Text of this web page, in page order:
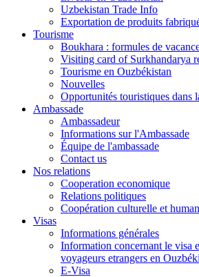
Uzbekistan Trade Info
Exportation de produits
Tourisme
Boukhara : formules de
Visiting card of Surkhandarya
Tourisme en Ouzbékistan
Nouvelles
Opportunités touristiques dans
Ambassade
Ambassadeur
Informations sur l'Ambassade
Équipe de l'ambassade
Contact us
Nos relations
Cooperation economique
Relations politiques
Coopération culturelle et
Visas
Informations générales
Information concernant le visa
voyageurs etrangers en
E-Visa